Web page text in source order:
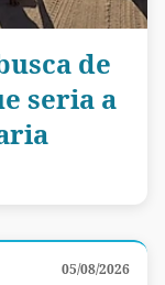
de
seria a
05/08/2026